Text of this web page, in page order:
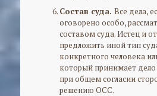
Состав суда. Все дела,
оговорено особо,
составом суда. Истец и
предложить иной тип
конкретного человека
который принимает
при общем согласии
решению ОСС.